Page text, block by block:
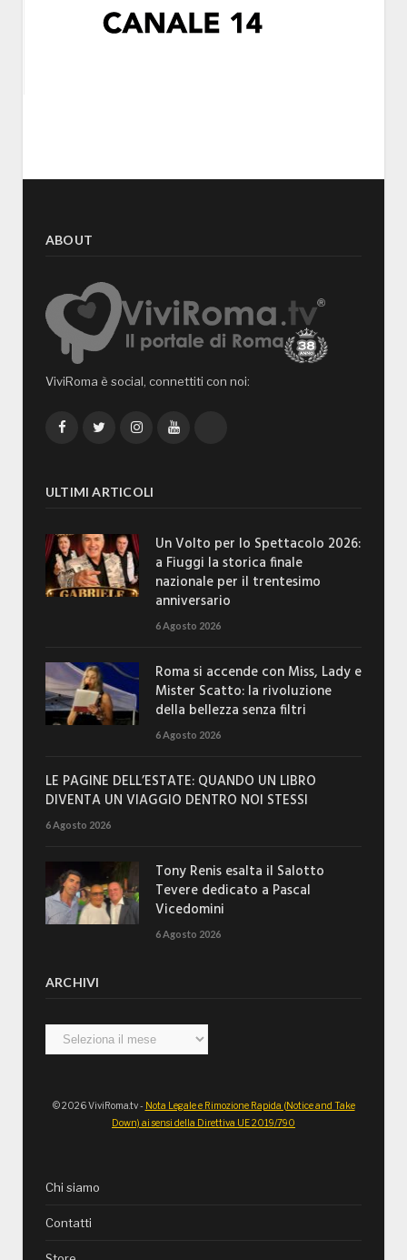
ABOUT
ViviRoma è social, connettiti con noi:
FacebookTwitterInstagramYouTube
ULTIMI ARTICOLI
Un Volto per lo Spettacolo 2026:
a Fiuggi la storica finale
nazionale per il trentesimo
anniversario
6 Agosto 2026
Roma si accende con Miss, Lady e
Mister Scatto: la rivoluzione
della bellezza senza filtri
6 Agosto 2026
LE PAGINE DELL’ESTATE: QUANDO UN LIBRO
DIVENTA UN VIAGGIO DENTRO NOI STESSI
6 Agosto 2026
Tony Renis esalta il Salotto
Tevere dedicato a Pascal
Vicedomini
6 Agosto 2026
ARCHIVI
Archivi
© 2026 ViviRoma.tv - Nota Legale e Rimozione Rapida (Notice and Take
Down) ai sensi della Direttiva UE 2019/790
Chi siamo
Contatti